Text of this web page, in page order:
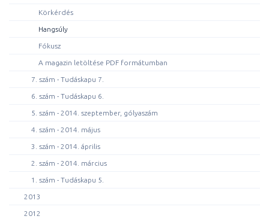
Körkérdés
Hangsúly
Fókusz
A magazin letöltése PDF formátumban
7. szám - Tudáskapu 7.
6. szám - Tudáskapu 6.
5. szám - 2014. szeptember, gólyaszám
4. szám - 2014. május
3. szám - 2014. április
2. szám - 2014. március
1. szám - Tudáskapu 5.
2013
2012